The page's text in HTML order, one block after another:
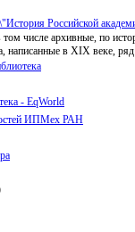
Российской
числе архивные, по
в XIX веке, ряд
- EqWorld
ИПМех РАН